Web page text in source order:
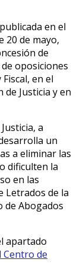
en el
20 de mayo,
de
oposiciones
en el
Justicia y en
a
un
a eliminar las
dificulten la
en las
Letrados de la
de Abogados
apartado
Centro de